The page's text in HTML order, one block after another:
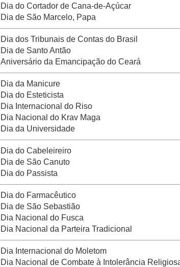
Dia do Cortador de Cana-de-Açúcar
Dia de São Marcelo, Papa
Dia dos Tribunais de Contas do Brasil
Dia de Santo Antão
Aniversário da Emancipação do Ceará
Dia da Manicure
Dia do Esteticista
Dia Internacional do Riso
Dia Nacional do Krav Maga
Dia da Universidade
Dia do Cabeleireiro
Dia de São Canuto
Dia do Passista
Dia do Farmacêutico
Dia de São Sebastião
Dia Nacional do Fusca
Dia Nacional da Parteira Tradicional
Dia Internacional do Moletom
Dia Nacional de Combate à Intolerância